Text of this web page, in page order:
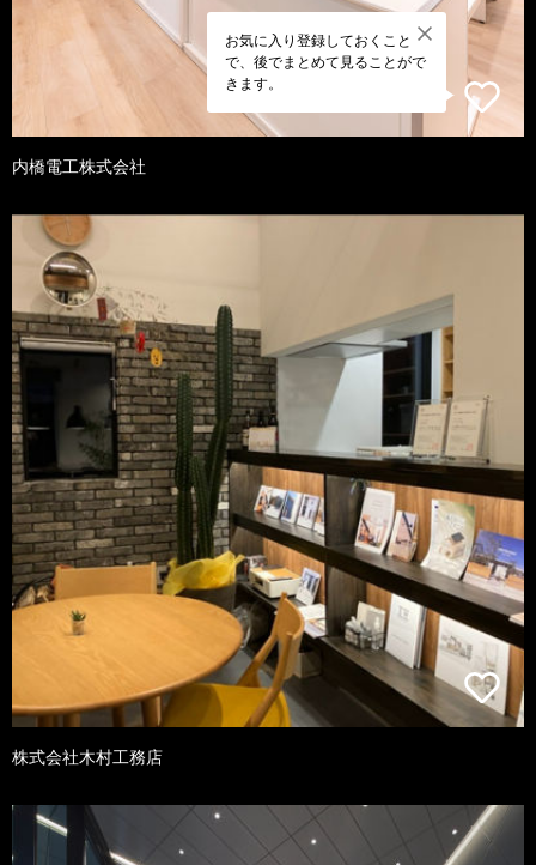
お気に入り登録しておくこと
で、後でまとめて見ることがで
きます。
内橋電工株式会社
株式会社木村工務店